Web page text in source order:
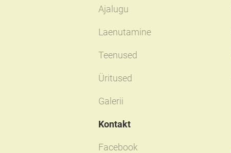
Ajalugu
Laenutamine
Teenused
Üritused
Galerii
Kontakt
Facebook